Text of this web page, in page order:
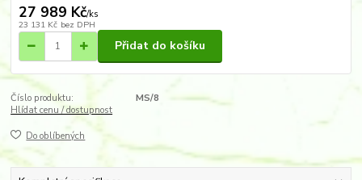
27 989 Kč/ks
23 131 Kč bez DPH
Přidat do košíku
Číslo produktu:
MS/8
Hlídat cenu / dostupnost
Do oblíbených